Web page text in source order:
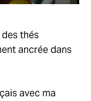
thés
ancrée dans
avec ma